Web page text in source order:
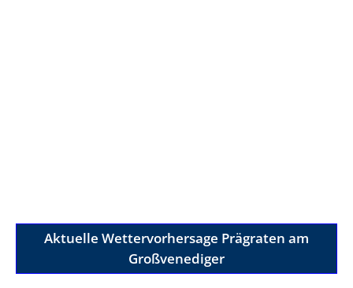
Aktuelle Wettervorhersage Prägraten am
Großvenediger